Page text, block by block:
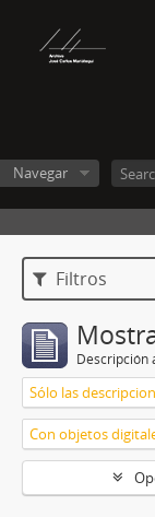
Navegar
Filtros
Descripción
Sólo las
Con objetos